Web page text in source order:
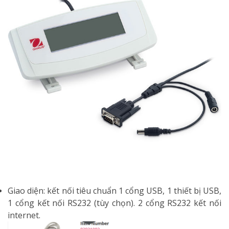
Giao diện: kết nối tiêu chuẩn 1 cổng USB, 1 thiết bị USB,
1 cổng kết nối RS232 (tùy chọn). 2 cổng RS232 kết nối
internet.